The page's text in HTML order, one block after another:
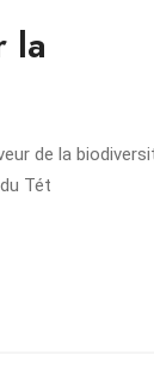
la
de la
Tét